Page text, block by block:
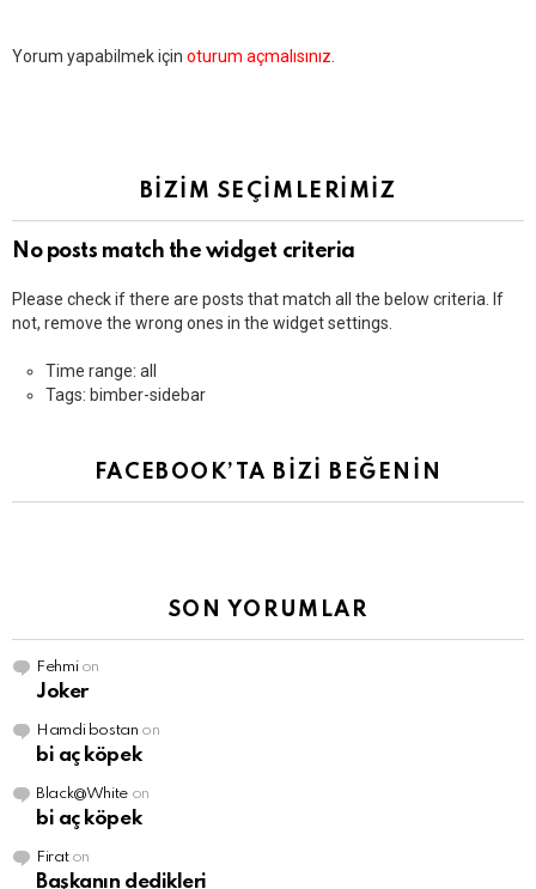
Bir
Yorum yapabilmek için oturum açmalısınız.
BİZİM SEÇİMLERİMİZ
No posts match the widget criteria
Please check if there are posts that match all the below criteria. If
not, remove the wrong ones in the widget settings.
Time range: all
Tags: bimber-sidebar
FACEBOOK’TA BİZİ BEĞENİN
SON YORUMLAR
Fehmi on
Joker
Hamdi bostan on
bi aç köpek
Black@White on
bi aç köpek
Firaton
Başkanın dedikleri